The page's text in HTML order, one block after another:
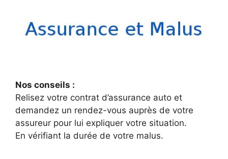
Nos conseils :
Relisez votre contrat d’assurance auto et
demandez un rendez-vous auprès de votre
assureur pour lui expliquer votre situation.
En vérifiant la durée de votre malus.